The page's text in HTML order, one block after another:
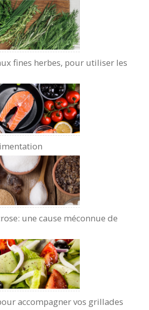
fines herbes, pour utiliser les
une cause méconnue de
accompagner vos grillades